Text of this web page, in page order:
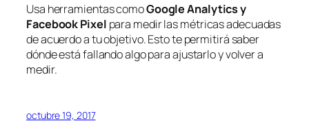
Usa herramientas comoGoogle Analytics y
Facebook Pixel para medir las métricas adecuadas
de acuerdo a tu objetivo. Esto te permitirá saber
dónde está fallando algo para ajustarlo y volver a
medir.
octubre 19, 2017